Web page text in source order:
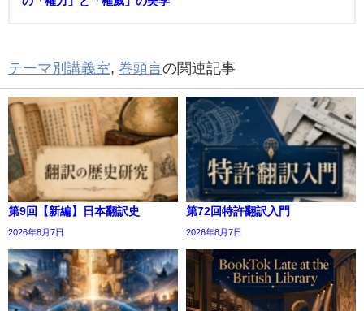
テーマ別講義室, 巻頭言の関連記事
第9回【新編】日本翻訳史
2026年8月7日
第72回特許翻訳入門
2026年8月7日